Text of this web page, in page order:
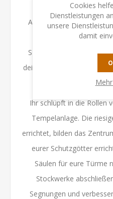
Am Ende des Spiels wird
Ebenen umfassen.
Siegpunkte für deinen
deine göttlichen
Ihr schlüpft in die Rollen
Tempelanlage. Die
errichtet, bilden das
eurer Schutzgötter
Säulen für eure Türme
Stockwerke
Segnungen und
Cookies
Dienstleistungen
unsere
damit